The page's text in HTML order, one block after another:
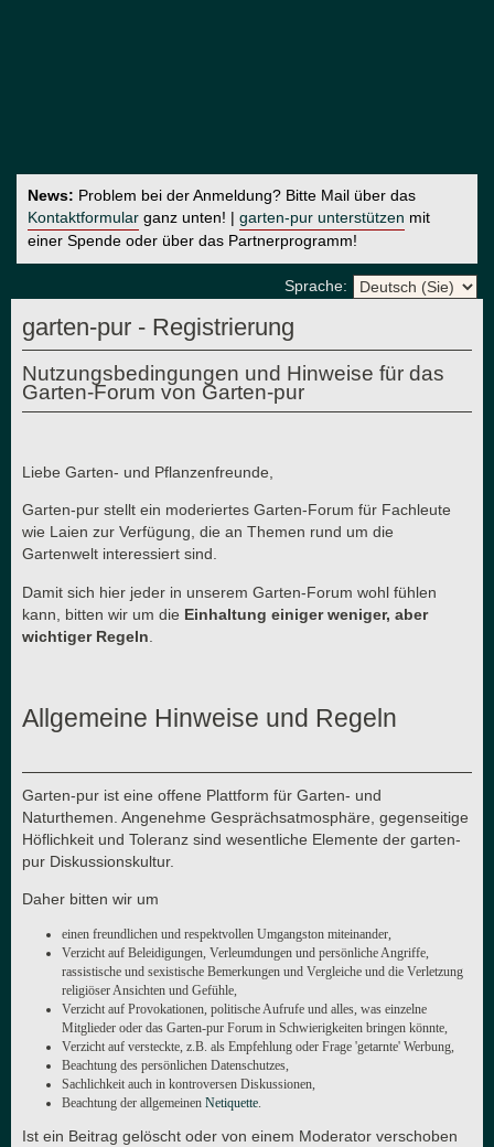
News: Problem bei der Anmeldung? Bitte Mail über das
Kontaktformular ganz unten! | garten-pur unterstützen mit
einer Spende oder über das Partnerprogramm!
Sprache:
garten-pur - Registrierung
Nutzungsbedingungen und Hinweise für das
Garten-Forum von Garten-pur
Liebe Garten- und Pflanzenfreunde,
Garten-pur stellt ein moderiertes Garten-Forum für Fachleute
wie Laien zur Verfügung, die an Themen rund um die
Gartenwelt interessiert sind.
Damit sich hier jeder in unserem Garten-Forum wohl fühlen
kann, bitten wir um die Einhaltung einiger weniger, aber
wichtiger Regeln
Allgemeine Hinweise und Regeln
Garten-pur ist eine offene Plattform für Garten- und
Naturthemen. Angenehme Gesprächsatmosphäre, gegenseitige
Höflichkeit und Toleranz sind wesentliche Elemente der garten-
pur Diskussionskultur.
Daher bitten wir um
einen freundlichen und respektvollen Umgangston miteinander,
Verzicht auf Beleidigungen, Verleumdungen und persönliche Angriffe,
rassistische und sexistische Bemerkungen und Vergleiche und die Verletzung
religiöser Ansichten und Gefühle,
Verzicht auf Provokationen, politische Aufrufe und alles, was einzelne
Mitglieder oder das Garten-pur Forum in Schwierigkeiten bringen könnte,
Verzicht auf versteckte, z.B. als Empfehlung oder Frage 'getarnte' Werbung,
Beachtung des persönlichen Datenschutzes,
Sachlichkeit auch in kontroversen Diskussionen,
Beachtung der allgemeinen Netiquette.
Ist ein Beitrag gelöscht oder von einem Moderator verschoben